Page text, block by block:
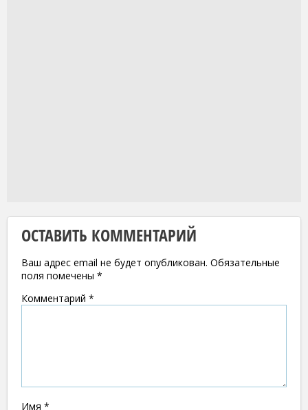
ОСТАВИТЬ КОММЕНТАРИЙ
Ваш адрес email не будет опубликован. Обязательные
поля помечены *
Комментарий *
Имя *